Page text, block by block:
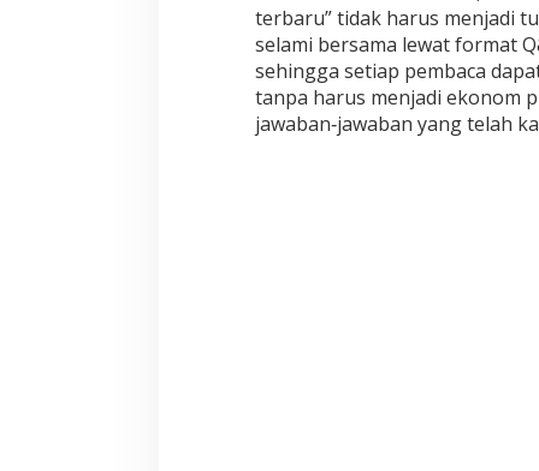
terbaru” tidak harus menjadi
selami bersama lewat format
sehingga setiap pembaca
tanpa harus menjadi ekonom
jawaban‑jawaban yang telah